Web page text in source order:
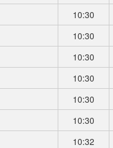
10:30
10:30
10:30
10:30
10:30
10:30
10:32